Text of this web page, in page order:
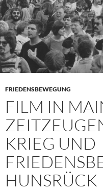
FRIEDENSBEWEGUNG
FILM IN
KRIEG UND
HUNSRÜCK